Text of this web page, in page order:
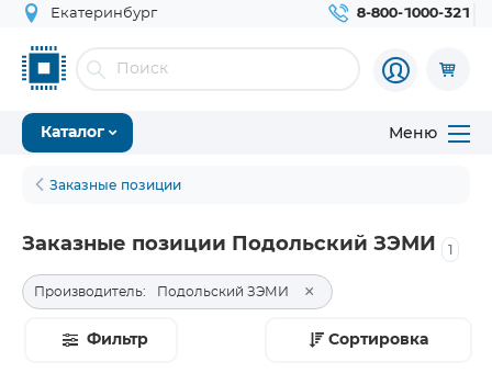
Екатеринбург 8-800-1000-321
Каталог Меню
Заказные позиции
Заказные позиции Подольский ЗЭМИ 1
Производитель: Подольский ЗЭМИ ×
Фильтр Сортировка